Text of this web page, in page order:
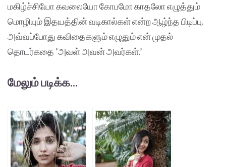
மகிழ்ச்சியோ கவலையோ கோபமோ காதலோ எழுத்தும்
மொழியும் இதயத்தின் வடிகால்கள் என்ற ஆழ்ந்த பிடிப்பு.
அவ்வப்போது கவிதைகளும் எழுதும் என் முதல்
தொடர்கதை ’அவள் அவன் அவர்கள்.’
மேலும் படிக்க...